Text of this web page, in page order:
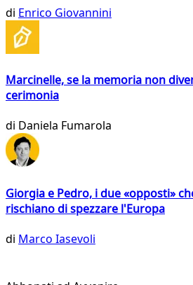
di Enrico Giovannini
Marcinelle, se la memoria non
cerimonia
di Daniela Fumarola
Giorgia e Pedro, i due «opposti»
rischiano di spezzare l'Europa
di Marco Iasevoli